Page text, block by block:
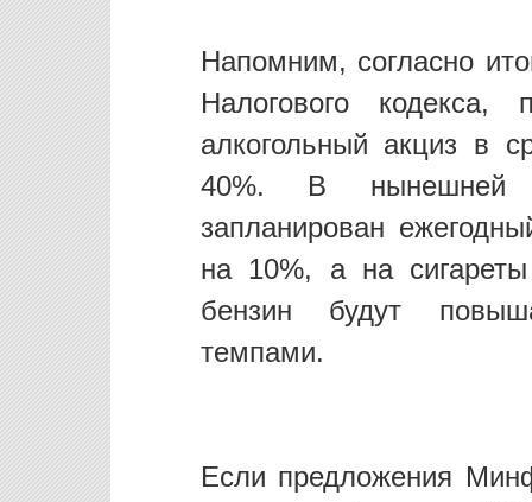
Напомним, согласно
Налогового кодекса,
алкогольный акциз в
40%. В нынешней
запланирован
на 10%, а на
бензин будут
темпами.
Если предложения